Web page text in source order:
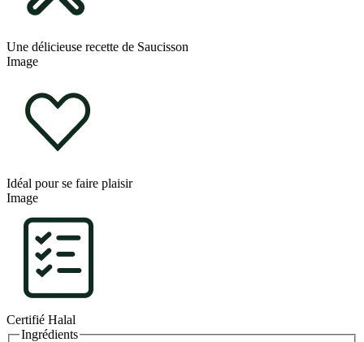
Une délicieuse recette de Saucisson
Image
Idéal pour se faire plaisir
Image
Certifié Halal
Ingrédients